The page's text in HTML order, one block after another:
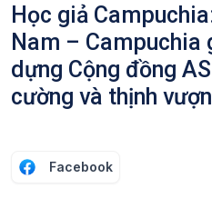
Học giả
Nam – Campuchia
dựng Cộng đồng
cường và thịnh
Facebook